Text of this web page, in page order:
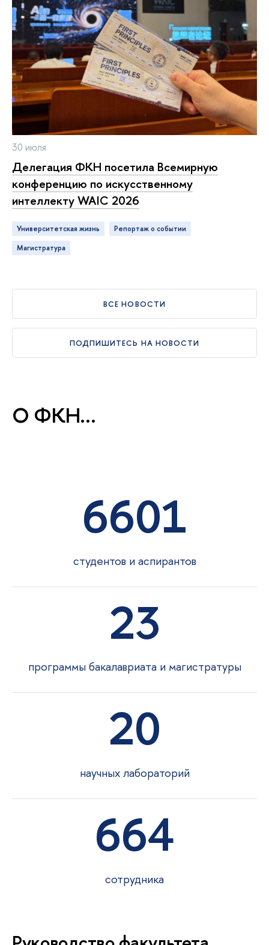
30 июля
Делегация ФКН посетила Всемирную
конференцию по искусственному
интеллекту WAIC 2026
Университетская жизнь
репортаж о событии
магистратура
СЕ НОВОСТИ
ПОДПИШИТЕСЬ НА НОВОСТИ
О ФКН
6601
студентов и аспиранто
23
программы бакалавриата и магистратуры
20
научных лабораторий
664
сотрудника